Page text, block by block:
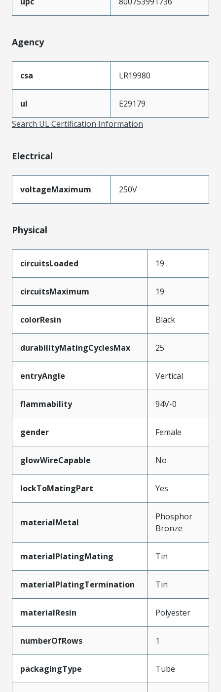
Agency
csa LR19980
ul
E29179
Search UL Certification Information
Electrical
voltageMaximum 250V
Physical
circuitsLoaded 19
circuitsMaximum 19
colorResin Black
durabilityMatingCyclesMax 25
entryAngle Vertical
flammability 94V-0
gender Female
glowWireCapable No
lockToMatingPart Yes
materialMetal
Phosphor
Bronze
materialPlatingMating Tin
materialPlatingTermination Tin
materialResin Polyester
numberOfRows 1
packagingType Tube